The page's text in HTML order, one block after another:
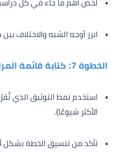
لخّص أهم ما جاء في كل
ابرز أوجه الشبه والاختلاف
الخطوة 7: كتابة قائمة المراجع وتنسيق الخطة
الأكثر شيوعًا).
تأكد من تنسيق الخطة بشكل